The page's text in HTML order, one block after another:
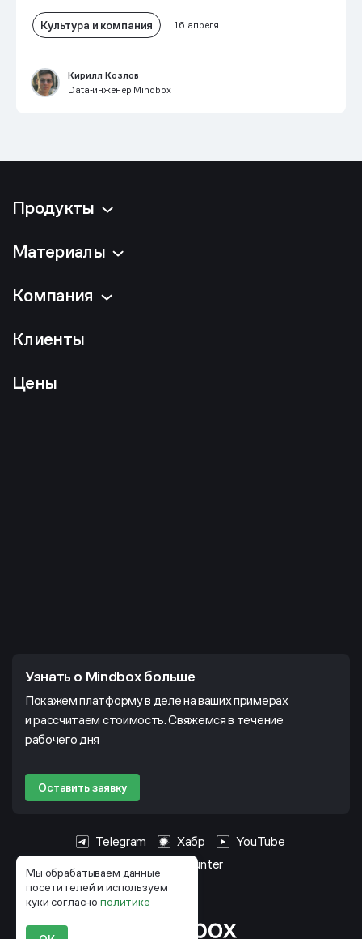
Мы обрабатываем данные
посетителей и используем
куки согласнополитике
Культура и компания 16 апреля
Кирилл Козлов
Data‑инженер Mindbox
Продукты
Материалы
Компания
Клиенты
Цены
Узнать о Mindbox больше
Покажем платформу в деле на ваших примерах
и рассчитаем стоимость. Свяжемся в течение
рабочего дня
Оставить заявку
Telegram Хабр
YouTube
HeadHunter